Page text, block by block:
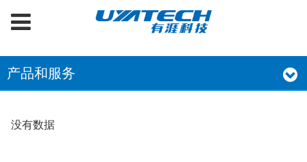
产品和服务
没有数据